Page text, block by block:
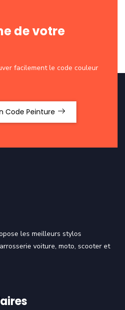
de votre
facilement le code couleur
Code Peinture
les meilleurs stylos
voiture, moto, scooter et